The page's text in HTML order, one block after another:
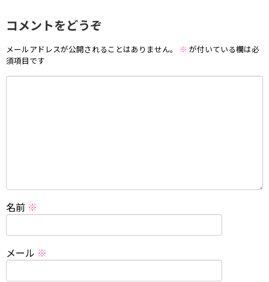
コメントをどうぞ
メールアドレスが公開されることはありません。 ※ が付いている欄は必
須項目です
名前 ※
メール ※